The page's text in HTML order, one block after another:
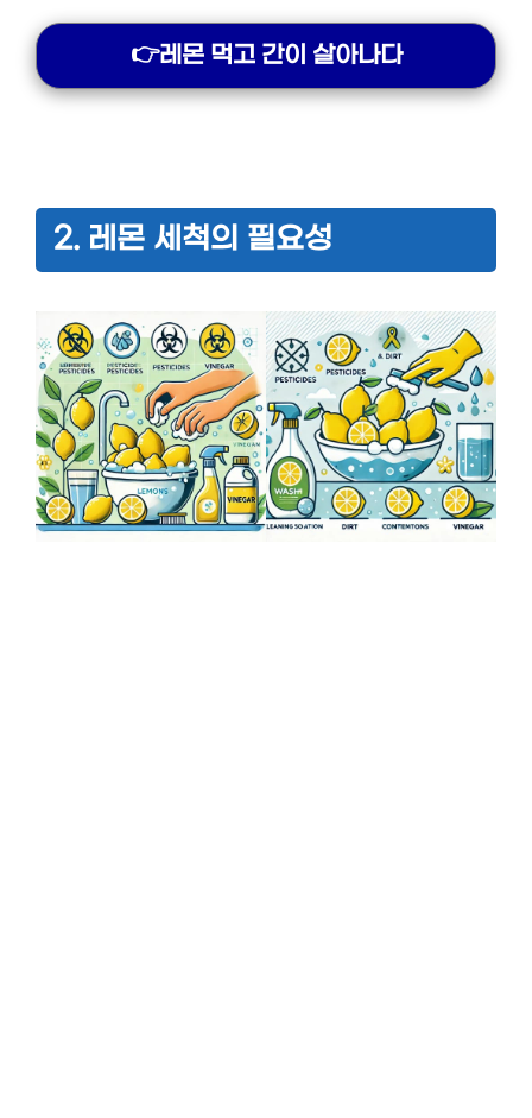
👉레몬 먹고 간이 살아나다
2. 레몬 세척의 필요성